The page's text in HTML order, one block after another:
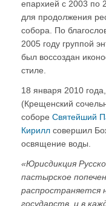
епархией с 2003 по
для продолжения
собора. По
2005 году группой
был воссоздан
стиле.
18 января 2010
(Крещенский
соборе Святейший
Кирилл совершил
освящение воды.
«Юрисдикция
пастырское
распространяется
государств, и в